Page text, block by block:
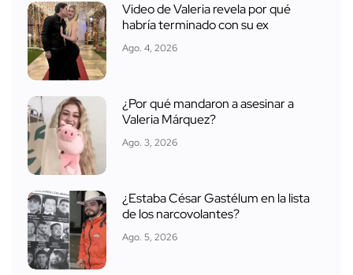
Video de Valeria revela por qué
habría terminado con su ex
Ago. 4, 2026
¿Por qué mandaron a asesinar a
Valeria Márquez?
Ago. 3, 2026
¿Estaba César Gastélum en la lista
de los narcovolantes?
Ago. 5, 2026